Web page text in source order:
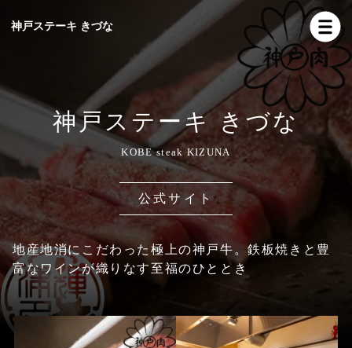
神戸ステーキ きづな
神戸ステーキ きづな
KOBE steak KIZUNA
公式サイト
地産地消にこだわった極上の神戸牛。鉄板焼きと豊
富なワインが織りなす至福のひととき